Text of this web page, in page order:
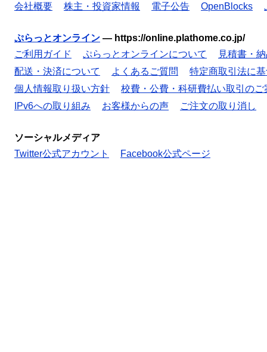
会社概要
株主・投資家情報 電子公告 OpenBlocks
ぷらっとオンライン — https://online.plathome.co.jp/
ご利用ガイド
ぷらっとオンラインについて
見積書・
配送・決済について
よくあるご質問
特定商取引法に
個人情報取り扱い方針
校費・公費・科研費払い取引のご
IPv6への取り組み
お客様からの声 ご注文の取り消し
ソーシャルメディア
Twitter公式アカウント
Facebook公式ページ